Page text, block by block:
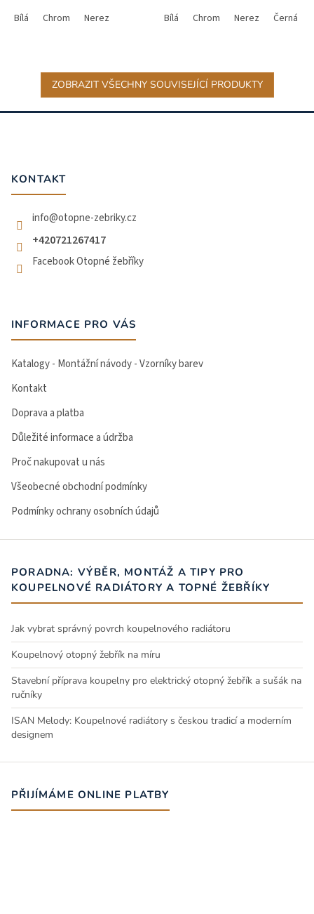
Bílá Chrom Nerez Bílá Chrom Nerez Černá -
ZOBRAZIT VŠECHNY SOUVISEJÍCÍ PRODUKTY
Z
KONTAKT
info@otopne-zebriky.cz
+420721267417
Facebook Otopné žebříky
INFORMACE PRO VÁS
Katalogy - Montážní návody - Vzorníky barev
Kontakt
Doprava a platba
Důležité informace a údržba
Proč nakupovat u nás
Všeobecné obchodní podmínky
Podmínky ochrany osobních údajů
PORADNA: VÝBĚR, MONTÁŽ A TIPY PRO
KOUPELNOVÉ RADIÁTORY A TOPNÉ ŽEBŘÍKY
Jak vybrat správný povrch koupelnového radiátoru
Koupelnový otopný žebřík na míru
Stavební příprava koupelny pro elektrický otopný žebřík a sušák na
ručníky
ISAN Melody: Koupelnové radiátory s českou tradicí a moderním
designem
PŘIJÍMÁME ONLINE PLATBY